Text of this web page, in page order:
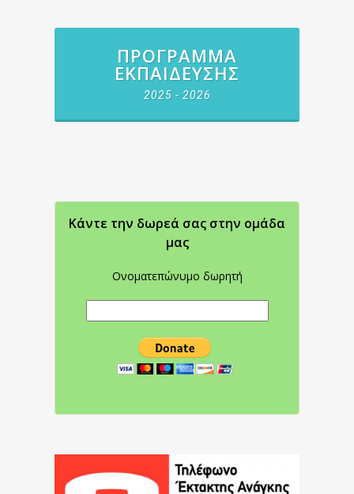
ΠΡΌΓΡΑΜΜΑ
ΕΚΠΑΊΔΕΥΣΗΣ
2025 - 2026
Κάντε την δωρεά σας στην oμάδα
μας
Ονοματεπώνυμο δωρητή